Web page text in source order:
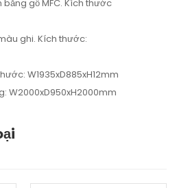
gỗ MFC. Kích thước
ghi. Kích thước:
W1935xD885xH12mm
W2000xD950xH2000mm